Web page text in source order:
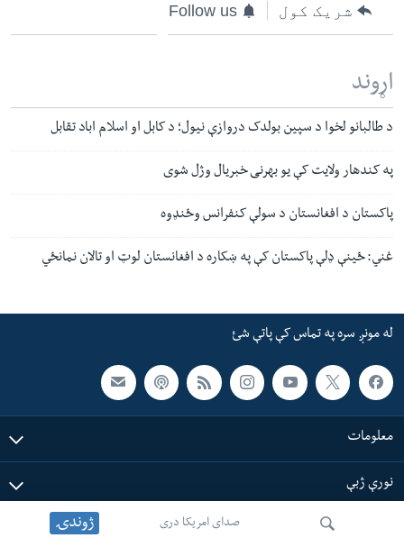
صدای امریکا دری ژوندۍ
شریک کول Follow us
اړوند
د طالبانو لخوا د سپین بولدک دروازې نیول؛ د کابل او اسلام اباد تقابل
په کندهار ولایت کې یو بهرنی خبریال وژل شوی
پاکستان د افغانستان د سولې کنفرانس وځنډوه
غني: ځینې ډلې پاکستان کې په ښکاره د افغانستان لوټ او تالان نمانځي
له مونږ سره په تماس کې پاتې شئ
معلومات
نورې ژبې